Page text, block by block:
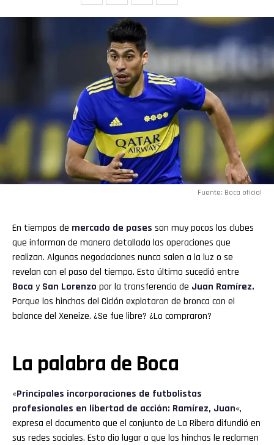
Fuente: Boca oficial
En tiempos de mercado de pases son muy pocos los clubes
que informan de manera detallada las operaciones que
realizan. Algunas negociaciones nunca salen a la luz o se
revelan con el paso del tiempo. Esto último sucedió entre
Boca y San Lorenzo por la transferencia de Juan Ramírez.
Porque los hinchas del Ciclón explotaron de bronca con el
balance del Xeneize. ¿Se fue libre? ¿Lo compraron?
La palabra de Boca
«Principales incorporaciones de futbolistas
profesionales en libertad de acción: Ramírez, Juan«,
expresa el documento que el conjunto de La Ribera difundió en
sus redes sociales. Esto dio lugar a que los hinchas le reclamen